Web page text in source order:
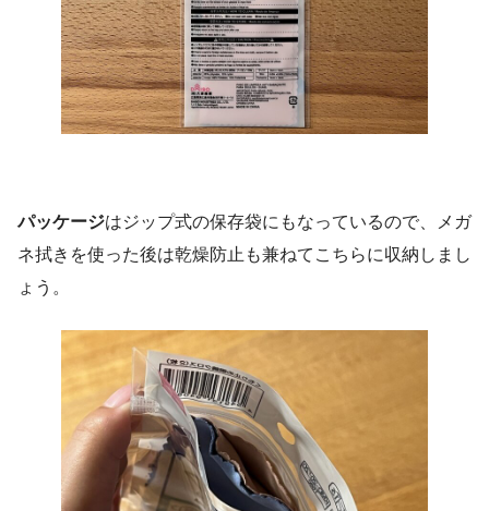
パッケージはジップ式の保存袋にもなっているので、メガ
ネ拭きを使った後は乾燥防止も兼ねてこちらに収納しまし
ょう。